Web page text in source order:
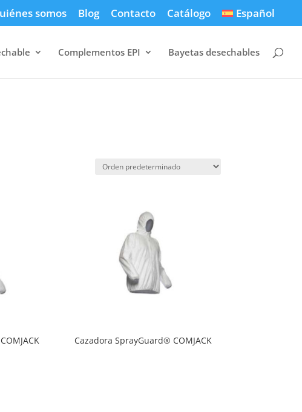
somos Blog Contacto Catálogo Español
Complementos EPI Bayetas desechables
Cazadora SprayGuard® COMJACK